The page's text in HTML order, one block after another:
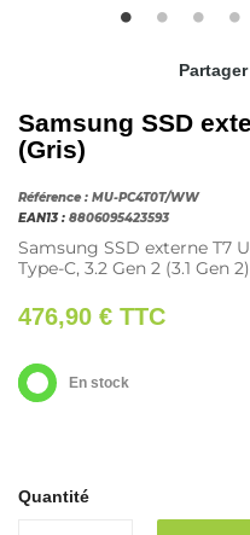
Partager
Samsung SSD
(Gris)
Référence : MU-PC4T0T/WW
EAN13 : 8806095423593
Samsung SSD externe T7
Type-C, 3.2 Gen 2 (3.1 Gen
476,90 € TTC
En stock
Quantité